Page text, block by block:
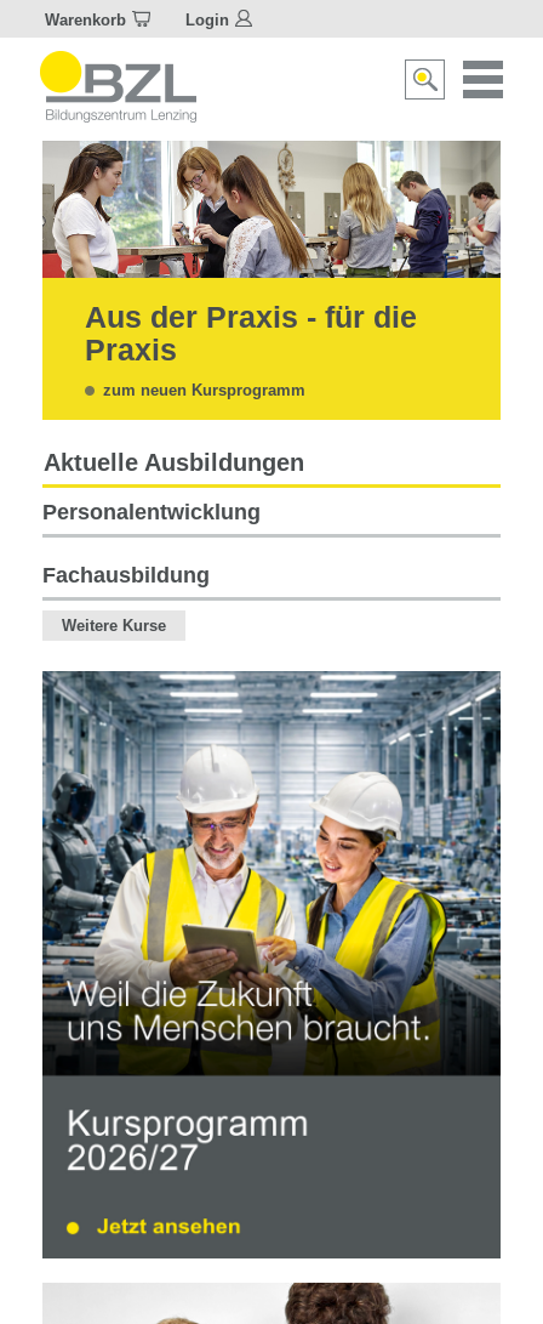
Warenkorb Login
Suche
Aus der Praxis - für die
Praxis
zum neuen Kursprogramm
Aktuelle Ausbildungen
Personalentwicklung
Fachausbildung
Fachausbildung
Weitere Kurse